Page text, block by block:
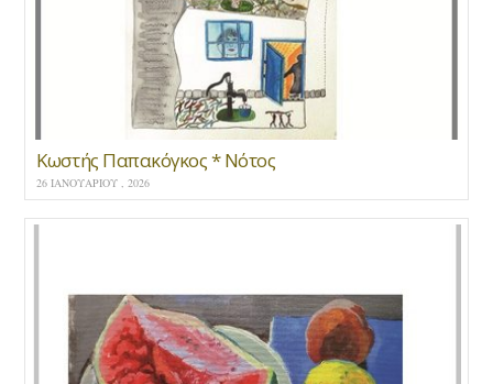
Κωστής Παπακόγκος * Νότος
26 ΙΑΝΟΥΑΡΊΟΥ , 2026